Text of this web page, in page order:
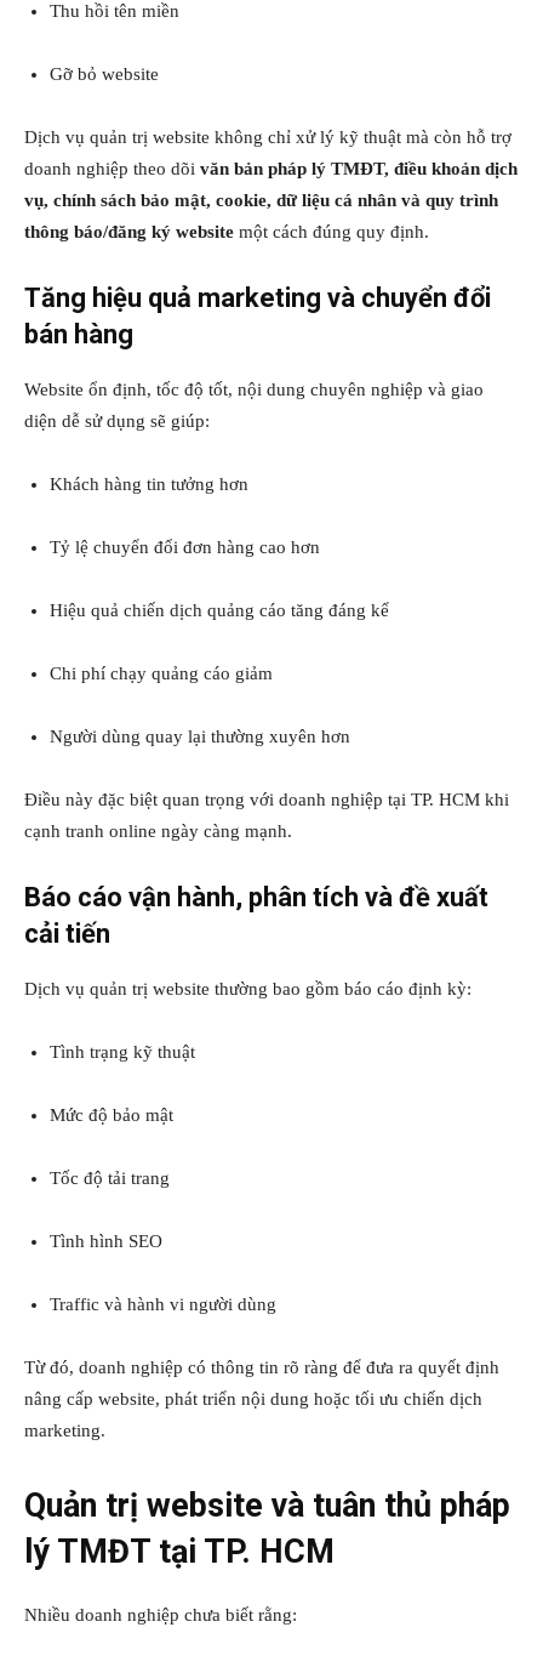
Thu hồi tên miền
Gỡ bỏ website
Dịch vụ quản trị website không chỉ xử lý kỹ thuật mà còn hỗ trợ
doanh nghiệp theo dõi văn bản pháp lý TMĐT, điều khoản dịch
vụ, chính sách bảo mật, cookie, dữ liệu cá nhân và quy trình
thông báo/đăng ký website một cách đúng quy định.
Tăng hiệu quả marketing và chuyển đổi
bán hàng
Website ổn định, tốc độ tốt, nội dung chuyên nghiệp và giao
diện dễ sử dụng sẽ giúp:
Khách hàng tin tưởng hơn
Tỷ lệ chuyển đổi đơn hàng cao hơn
Hiệu quả chiến dịch quảng cáo tăng đáng kể
Chi phí chạy quảng cáo giảm
Người dùng quay lại thường xuyên hơn
Điều này đặc biệt quan trọng với doanh nghiệp tại TP. HCM khi
cạnh tranh online ngày càng mạnh.
Báo cáo vận hành, phân tích và đề xuất
cải tiến
Dịch vụ quản trị website thường bao gồm báo cáo định kỳ:
Tình trạng kỹ thuật
Mức độ bảo mật
Tốc độ tải trang
Tình hình SEO
Traffic và hành vi người dùng
Từ đó, doanh nghiệp có thông tin rõ ràng để đưa ra quyết định
nâng cấp website, phát triển nội dung hoặc tối ưu chiến dịch
marketing.
Quản trị website và tuân thủ pháp
lý TMĐT tại TP. HCM
Nhiều doanh nghiệp chưa biết rằng: